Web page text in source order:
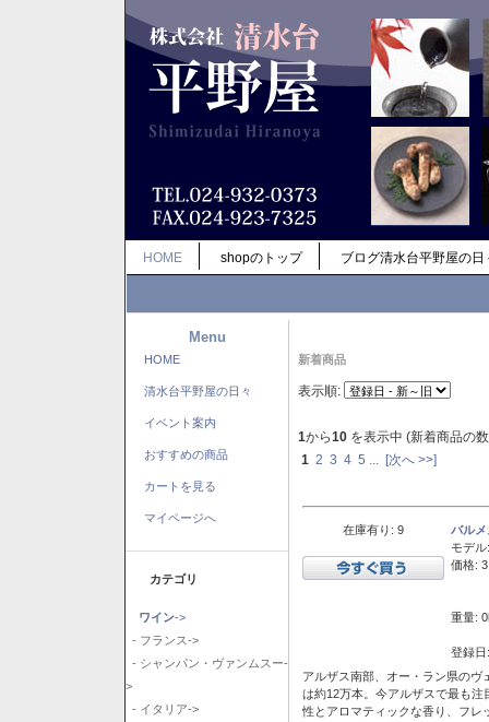
HOME shopのトップ ブログ清水台平野屋の日
Menu
HOME
清水台平野屋の日々
イベント案内
おすすめの商品
カートを見る
マイページへ
カテゴリ
ワイン->
- フランス->
- シャンパン・ヴァンムスー-
>
- イタリア->
新着商品
表示順:
1から10 を表示中 (新着商品の
1 2 3 4 5 [次へ >>]
在庫有り: 9
バル
モデル:
価格:
重量:
登録
アルザス南部、オー・ラン県の
は約12万本。今アルザスで最も
性とアロマティックな香り、フレ